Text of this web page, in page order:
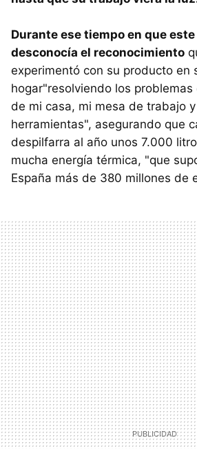
Durante ese tiempo en que
desconocía el reconocimiento
experimentó con su producto en
hogar"resolviendo los
de mi casa, mi mesa de trabajo
herramientas", asegurando que
despilfarra al año unos 7.000
mucha energía térmica, "que
España más de 380 millones de